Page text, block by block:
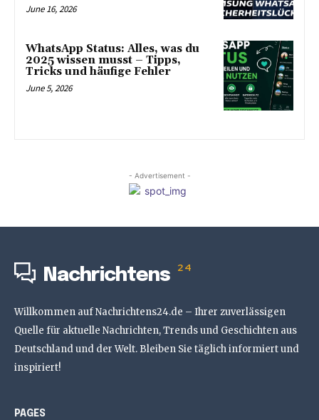
June 16, 2026
WhatsApp Status: Alles, was du
2025 wissen musst – Tipps,
Tricks und häufige Fehler
June 5, 2026
- Advertisement -
Nachrichtens 24
Willkommen auf Nachrichtens24.de – Ihrer zuverlässigen
Quelle für aktuelle Nachrichten, Trends und Geschichten aus
Deutschland und der Welt. Bleiben Sie täglich informiert und
inspiriert!
PAGES